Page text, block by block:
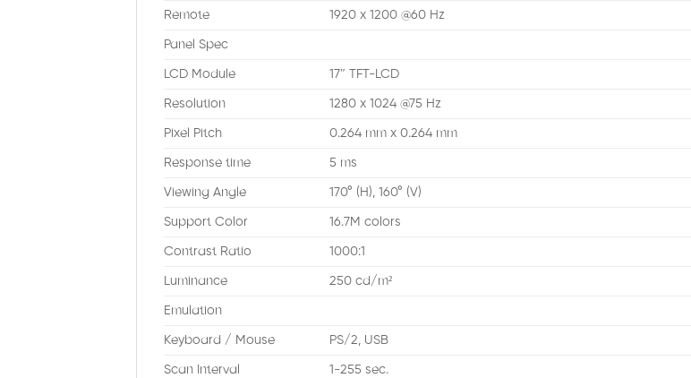
Remote 1920 x 1200 @60 Hz
Panel Spec
LCD Module 17″ TFT-LCD
Resolution 1280 x 1024 @75 Hz
Pixel Pitch 0.264 mm x 0.264 mm
Response time 5 ms
Viewing Angle 170° (H), 160° (V)
Support Color 16.7M colors
Contrast Ratio 1000:1
Luminance 250 cd/m²
Emulation
Keyboard / Mouse PS/2, USB
Scan Interval 1-255 sec.